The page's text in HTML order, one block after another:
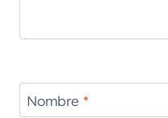
Nombre *